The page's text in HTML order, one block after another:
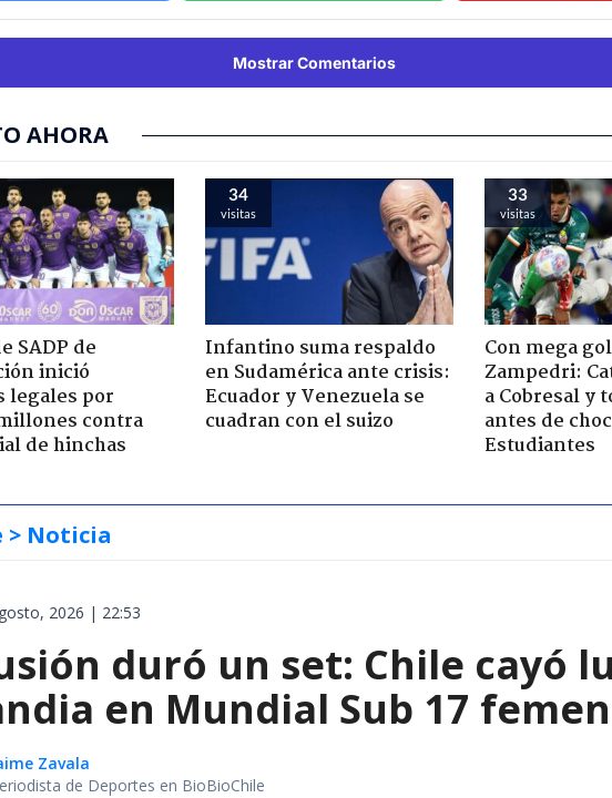
Mostrar Comentarios
AHORA
SADP de
inició
legales por
contra
de hinchas
34
visitas
Infantino suma respaldo
en Sudamérica ante crisis:
Ecuador y Venezuela se
cuadran con el suizo
33
visitas
Con mega
Zampedri:
a Cobresal y
antes de
Estudiantes
> Noticia
2026 | 22:53
duró un set: Chile cayó
en Mundial Sub 17
Zavala
de Deportes en BioBioChile